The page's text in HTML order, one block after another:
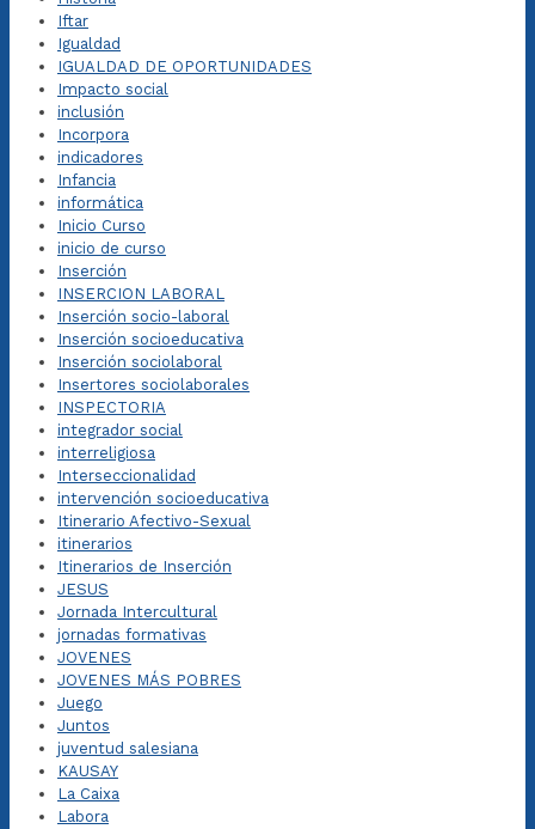
Iftar
Igualdad
IGUALDAD DE OPORTUNIDADES
Impacto social
inclusión
Incorpora
indicadores
Infancia
informática
Inicio Curso
inicio de curso
Inserción
INSERCION LABORAL
Inserción socio-laboral
Inserción socioeducativa
Inserción sociolaboral
Insertores sociolaborales
INSPECTORIA
integrador social
interreligiosa
Interseccionalidad
intervención socioeducativa
Itinerario Afectivo-Sexual
itinerarios
Itinerarios de Inserción
JESUS
Jornada Intercultural
jornadas formativas
JOVENES
JOVENES MÁS POBRES
Juego
Juntos
juventud salesiana
KAUSAY
La Caixa
Labora